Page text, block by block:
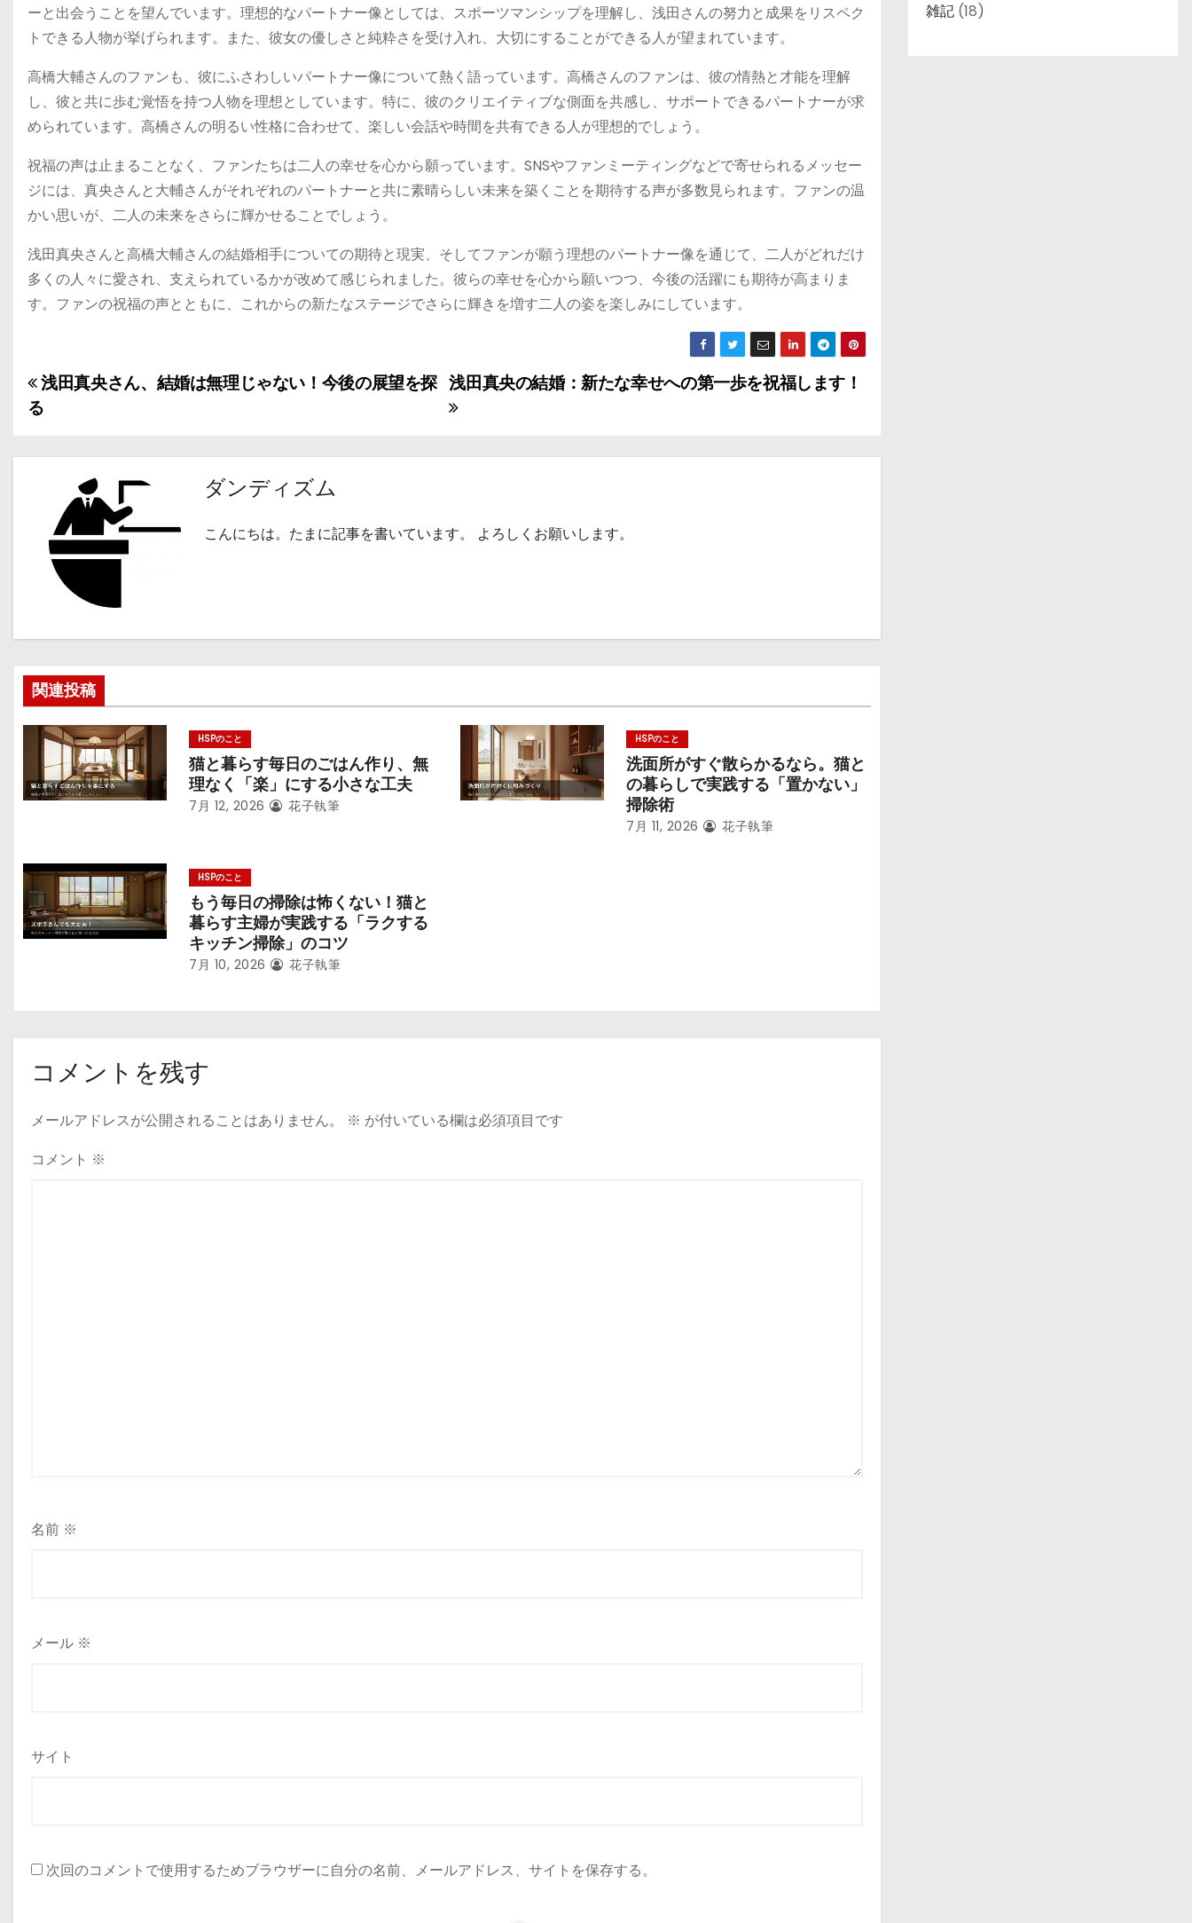
ーと出会うことを望んでいます。理想的なパートナー像としては、スポーツマンシップを理解し、浅田さんの努力と成果をリスペク
トできる人物が挙げられます。また、彼女の優しさと純粋さを受け入れ、大切にすることができる人が望まれています。
高橋大輔さんのファンも、彼にふさわしいパートナー像について熱く語っています。高橋さんのファンは、彼の情熱と才能を理解
し、彼と共に歩む覚悟を持つ人物を理想としています。特に、彼のクリエイティブな側面を共感し、サポートできるパートナーが求
められています。高橋さんの明るい性格に合わせて、楽しい会話や時間を共有できる人が理想的でしょう。
祝福の声は止まることなく、ファンたちは二人の幸せを心から願っています。SNSやファンミーティングなどで寄せられるメッセー
ジには、真央さんと大輔さんがそれぞれのパートナーと共に素晴らしい未来を築くことを期待する声が多数見られます。ファンの温
かい思いが、二人の未来をさらに輝かせることでしょう。
浅田真央さんと高橋大輔さんの結婚相手についての期待と現実、そしてファンが願う理想のパートナー像を通じて、二人がどれだけ
多くの人々に愛され、支えられているかが改めて感じられました。彼らの幸せを心から願いつつ、今後の活躍にも期待が高まりま
す。ファンの祝福の声とともに、これからの新たなステージでさらに輝きを増す二人の姿を楽しみにしています。
投
稿
ナ
ゲ
ー
ョ
ン
浅田真央の結婚：新たな幸せへの第一歩を祝福します！
浅田真央さん、結婚は無理じゃない！今後の展望を探
る
ダンディズム
こんにちは。たまに記事を書いています。 よろしくお願いします。
関連投稿
HSPのこと
猫と暮らす毎日のごはん作り、無
理なく「楽」にする小さな工夫
7月 12, 2026 花子執筆
HSPのこと
洗面所がすぐ散らかるなら。猫と
の暮らしで実践する「置かない」
掃除術
7月 11, 2026 花子執筆
HSPのこと
もう毎日の掃除は怖くない！猫と
暮らす主婦が実践する「ラクする
キッチン掃除」のコツ
7月 10, 2026 花子執筆
コメントを残す
メールアドレスが公開されることはありません。 ※ が付いている欄は必須項目です
コメント ※
名前 ※
メール ※
サイト
次回のコメントで使用するためブラウザーに自分の名前、メールアドレス、サイトを保存する。
雑記 (18)